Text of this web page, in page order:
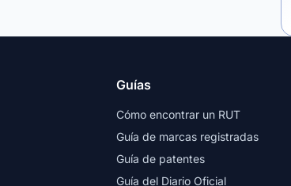
Guías
Cómo encontrar un RUT
Guía de marcas registradas
Guía de patentes
Guía del Diario Oficial